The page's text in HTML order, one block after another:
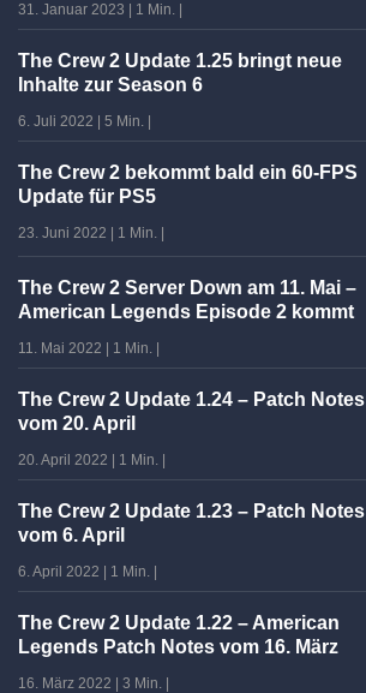
31. Januar 2023 1 Min.
The Crew 2 Update 1.25 bringt neue
Inhalte zur Season 6
6. Juli 2022 5 Min.
The Crew 2 bekommt bald ein 60-FPS
Update für PS5
23. Juni 2022 1 Min.
The Crew 2 Server Down am 11. Mai –
American Legends Episode 2 kommt
11. Mai 2022 1 Min.
The Crew 2 Update 1.24 – Patch Notes
vom 20. April
20. April 2022 1 Min.
The Crew 2 Update 1.23 – Patch Notes
vom 6. April
6. April 2022 1 Min.
The Crew 2 Update 1.22 – American
Legends Patch Notes vom 16. März
16. März 2022 3 Min.